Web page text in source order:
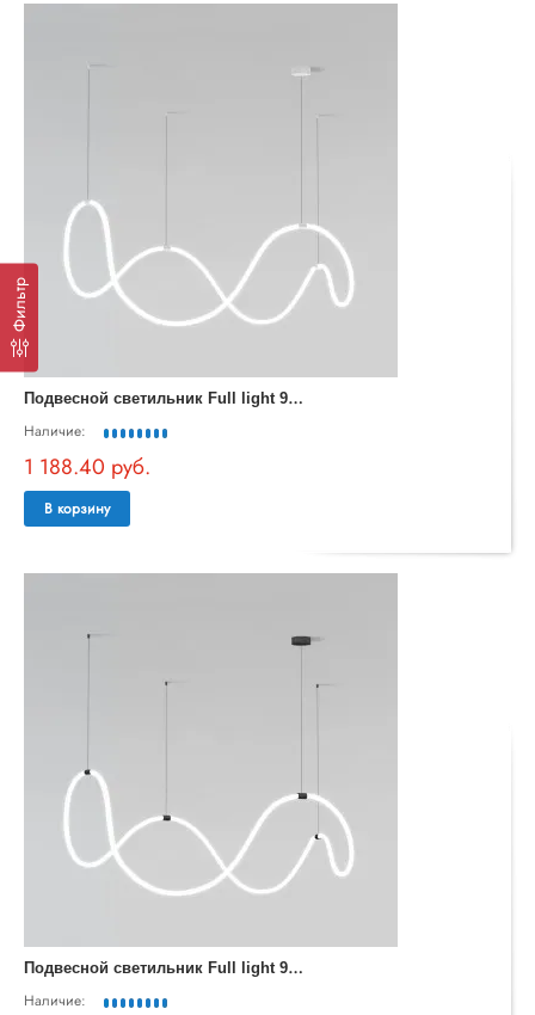
Фильтр
П
одвесной светильник Full light 90288/1 белый
Наличие:
1 188.40 руб.
В корзину
П
одвесной светильник Full light 90288/1 черный
Наличие: